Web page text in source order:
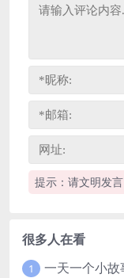
提示：请文明发言
很多人在看
1